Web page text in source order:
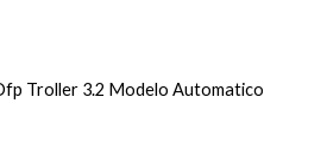
Troller 3.2 Modelo Automatico